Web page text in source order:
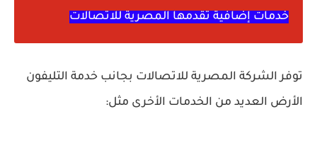
خدمات إضافية تقدمها المصرية للاتصالات
توفر الشركة المصرية للاتصالات بجانب خدمة التليفون
الأرض العديد من الخدمات الأخرى مثل: